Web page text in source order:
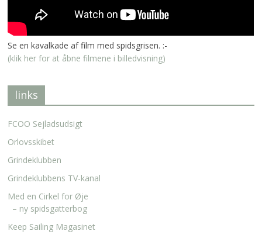
Se en kavalkade af film med spidsgrisen. :-
(klik her for at åbne filmene i billedvisning)
links
FCOO Sejladsudsigt
Orlovsskibet
Grindeklubben
Grindeklubbens TV-kanal
Med en Cirkel for Øje
– ny spidsgatterbog
Keep Sailing Magasinet